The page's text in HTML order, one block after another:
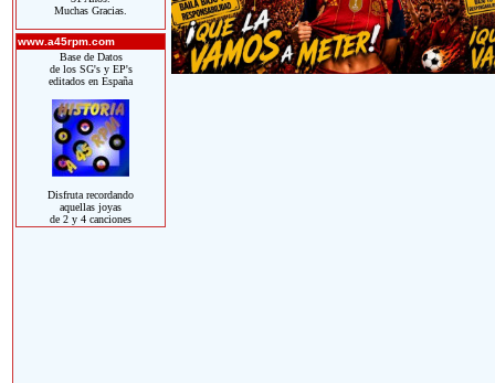
Muchas Gracias.
www.a45rpm.com
Base de Datos
de los SG's y EP's
editados en España
Disfruta recordando
aquellas joyas
de 2 y 4 canciones